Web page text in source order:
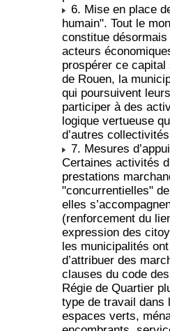
6. Mise en place
humain". Tout le
constitue
acteurs
prospérer ce
de Rouen, la
qui poursuivent
participer à des
logique vertueuse
d’autres
7. Mesures
Certaines activités
prestations
"concurrentielles"
elles
(renforcement du
expression des
les municipalités
d’attribuer des
clauses du code
Régie de Quartier
type de travail dans
espaces verts,